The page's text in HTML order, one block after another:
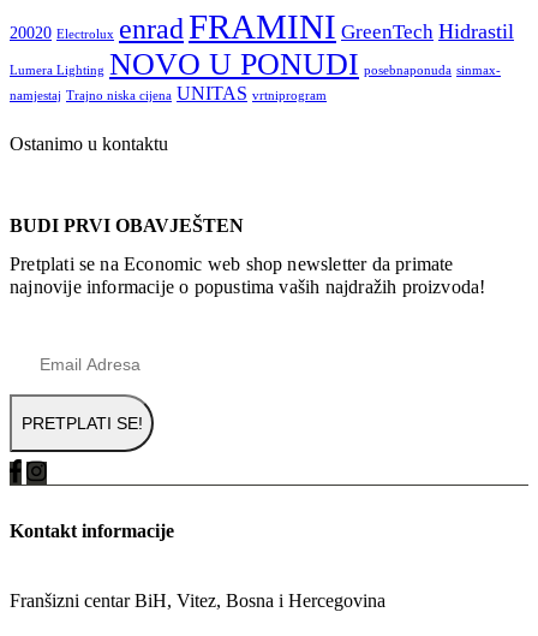
20020 Electrolux enradFRAMINI GreenTech Hidrastil
Lumera Lighting NOVO U PONUDI posebnaponuda sinmax-
namjestaj Trajno niska cijena UNITAS vrtniprogram
Ostanimo u kontaktu
BUDI PRVI OBAVJEŠTEN
Pretplati se na Economic web shop newsletter da primate
najnovije informacije o popustima vaših najdražih proizvoda!
Kontakt informacije
Franšizni centar BiH, Vitez, Bosna i Hercegovina